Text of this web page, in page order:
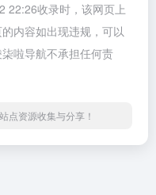
22:26收录时，该网页上
内容如出现违规，可以
啦导航不承担任何责
点资源收集与分享！